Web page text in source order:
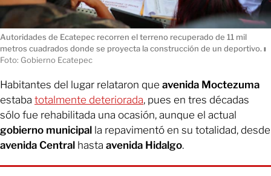
Autoridades de Ecatepec recorren el terreno recuperado de 11 mil
metros cuadrados donde se proyecta la construcción de un deportivo. ı
Foto: Gobierno Ecatepec
Habitantes del lugar relataron que avenida Moctezuma
estaba totalmente deteriorada, pues en tres décadas
sólo fue rehabilitada una ocasión, aunque el actual
gobierno municipal la repavimentó en su totalidad, desde
avenida Central hasta avenida Hidalgo.